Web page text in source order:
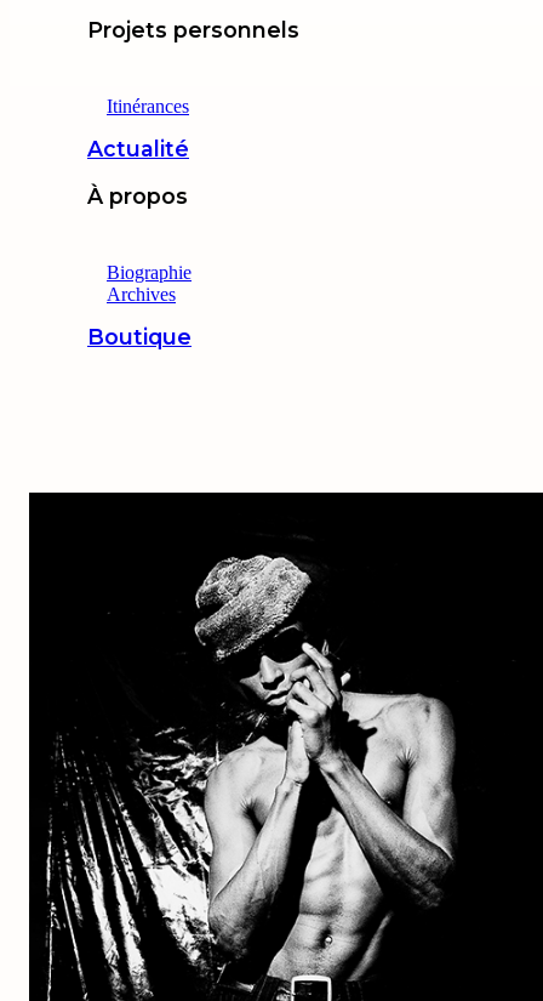
Projets personnels
Itinérances
Actualité
À propos
Biographie
Archives
Boutique